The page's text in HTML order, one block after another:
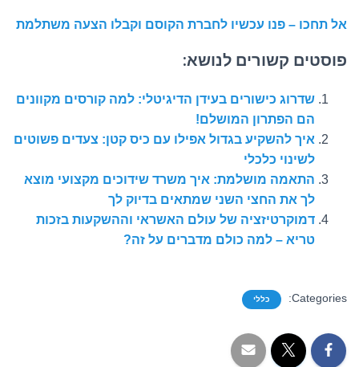
אל תחכו – פנו עכשיו לחברת הקוסם וקבלו הצעה משתלמת
פוסטים קשורים לנושא:
שדרוג כישורים בעידן הדיגיטלי: למה קורסים מקוונים
הם הפתרון המושלם!
איך להשקיע בגדול אפילו עם כיס קטן: צעדים פשוטים
לשינוי כלכלי
התאמה מושלמת: איך משרד שידוכים מקצועי מוצא
לך את החצי השני שמתאים בדיוק לך
דמוקרטיזציה של עולם האשראי וההשקעות בזכות
טריא – למה כולם מדברים על זה?
Categories: כללי